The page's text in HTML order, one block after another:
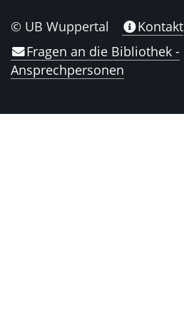
© UB Wuppertal
Kontakt
Fragen an die Bibliothek -
Ansprechpersonen